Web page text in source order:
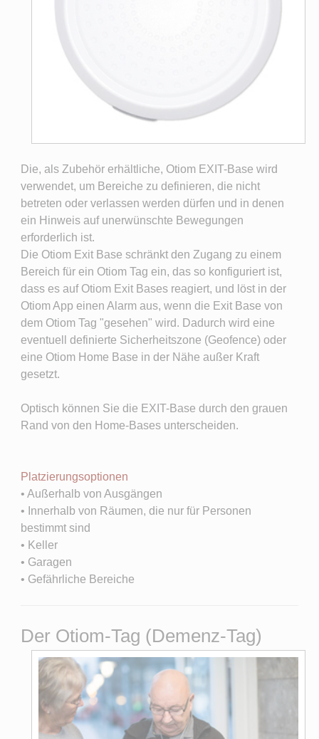
Die, als Zubehör erhältliche, Otiom EXIT-Base wird
verwendet, um Bereiche zu definieren, die nicht
betreten oder verlassen werden dürfen und in denen
ein Hinweis auf unerwünschte Bewegungen
erforderlich ist.
Die Otiom Exit Base schränkt den Zugang zu einem
Bereich für ein Otiom Tag ein, das so konfiguriert ist,
dass es auf Otiom Exit Bases reagiert, und löst in der
Otiom App einen Alarm aus, wenn die Exit Base von
dem Otiom Tag "gesehen" wird. Dadurch wird eine
eventuell definierte Sicherheitszone (Geofence) oder
eine Otiom Home Base in der Nähe außer Kraft
gesetzt.
Optisch können Sie die EXIT-Base durch den grauen
Rand von den Home-Bases unterscheiden.
Platzierungsoptionen
• Außerhalb von Ausgängen
• Innerhalb von Räumen, die nur für Personen
bestimmt sind
• Keller
• Garagen
• Gefährliche Bereiche
Der Otiom-Tag (Demenz-Tag)